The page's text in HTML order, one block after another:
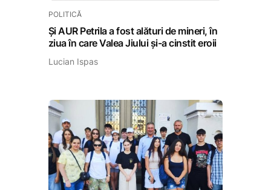
POLITICĂ
Și AUR Petrila a fost alături de mineri, în
ziua în care Valea Jiului și-a cinstit eroii
Lucian Ispas